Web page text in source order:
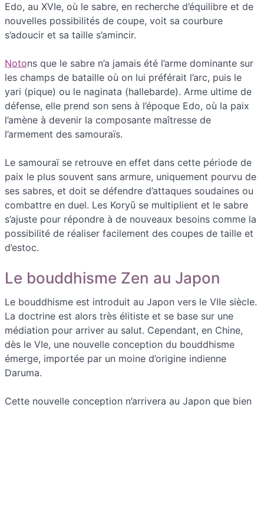
Edo, au XVIe, où le sabre, en recherche d’équilibre et de
nouvelles possibilités de coupe, voit sa courbure
s’adoucir et sa taille s’amincir.
Notons que le sabre n’a jamais été l’arme dominante sur
les champs de bataille où on lui préférait l’arc, puis le
yari (pique) ou le naginata (hallebarde). Arme ultime de
défense, elle prend son sens à l’époque Edo, où la paix
l’amène à devenir la composante maîtresse de
l’armement des samouraïs.
Le samouraï se retrouve en effet dans cette période de
paix le plus souvent sans armure, uniquement pourvu de
ses sabres, et doit se défendre d’attaques soudaines ou
combattre en duel. Les Koryū se multiplient et le sabre
s’ajuste pour répondre à de nouveaux besoins comme la
possibilité de réaliser facilement des coupes de taille et
d’estoc.
Le bouddhisme Zen au Japon
Le bouddhisme est introduit au Japon vers le VIIe siècle.
La doctrine est alors très élitiste et se base sur une
médiation pour arriver au salut. Cependant, en Chine,
dès le VIe, une nouvelle conception du bouddhisme
émerge, importée par un moine d’origine indienne
Daruma.
Cette nouvelle conception n’arrivera au Japon que bien